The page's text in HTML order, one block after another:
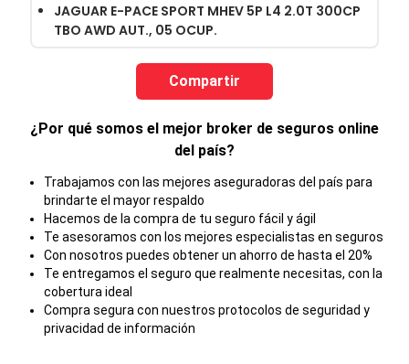
JAGUAR E-PACE SPORT MHEV 5P L4 2.0T 300CP
TBO AWD AUT., 05 OCUP.
Compartir
¿Por qué somos el mejor broker de seguros online
del país?
Trabajamos con las mejores aseguradoras del país para
brindarte el mayor respaldo
Hacemos de la compra de tu seguro fácil y ágil
Te asesoramos con los mejores especialistas en seguros
Con nosotros puedes obtener un ahorro de hasta el 20%
Te entregamos el seguro que realmente necesitas, con la
cobertura ideal
Compra segura con nuestros protocolos de seguridad y
privacidad de información